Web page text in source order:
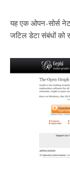
यह एक ओपन-सोर्स
जटिल डेटा संबंधों